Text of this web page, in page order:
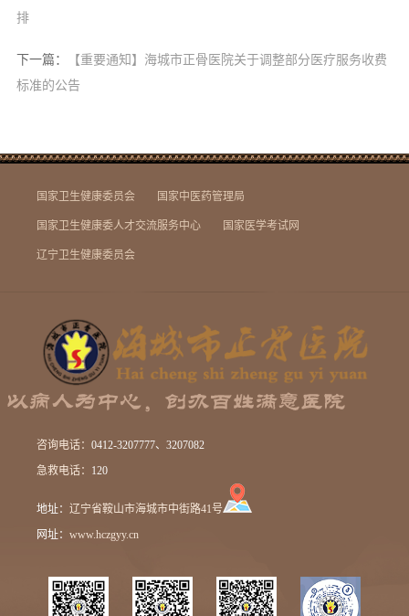
排
下一篇：
【重要通知】海城市正骨医院关于调整部分医疗服务收费
标准的公告
国家卫生健康委员会 国家中医药管理局
国家卫生健康委人才交流服务中心 国家医学考试网
辽宁卫生健康委员会
咨询电话：0412-3207777、3207082
急救电话： 120
地址：辽宁省鞍山市海城市中街路41号
网址：www.hczgyy.cn